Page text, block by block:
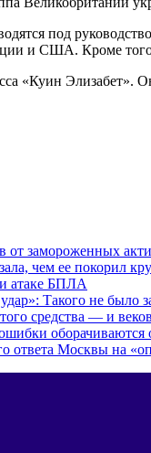
под
и США. Кроме
«Куин Элизабет».
от замороженных
чем ее покорил
атаке БПЛА
Такого не было
средства — и
ответа Москвы на